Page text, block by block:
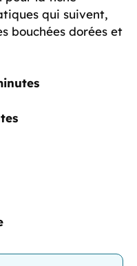
qui suivent,
bouchées dorées et